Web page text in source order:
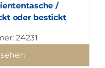
/
oder bestickt
24231